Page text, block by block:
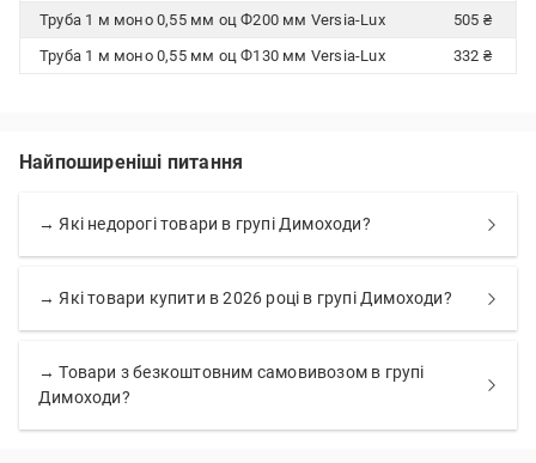
Труба 1 м моно 0,55 мм оц Ф200 мм Versia-Lux
505 ₴
Труба 1 м моно 0,55 мм оц Ф130 мм Versia-Lux
332 ₴
Найпоширеніші питання
→ Які недорогі товари в групі Димоходи?
→ Які товари купити в 2026 році в групі Димоходи?
→ Товари з безкоштовним самовивозом в групі
Димоходи?